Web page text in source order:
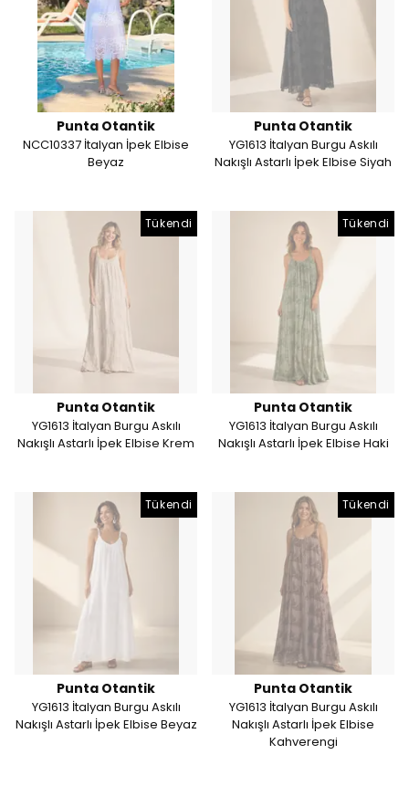
Punta Otantik
NCC10337 İtalyan İpek Elbise
Beyaz
Punta Otantik
YG1613 İtalyan Burgu Askılı
Nakışlı Astarlı İpek Elbise Siyah
Tükendi
Punta Otantik
YG1613 İtalyan Burgu Askılı
Nakışlı Astarlı İpek Elbise Krem
Tükendi
Punta Otantik
YG1613 İtalyan Burgu Askılı
Nakışlı Astarlı İpek Elbise Haki
Tükendi
Punta Otantik
YG1613 İtalyan Burgu Askılı
Nakışlı Astarlı İpek Elbise Beyaz
Tükendi
Punta Otantik
YG1613 İtalyan Burgu Askılı
Nakışlı Astarlı İpek Elbise
Kahverengi